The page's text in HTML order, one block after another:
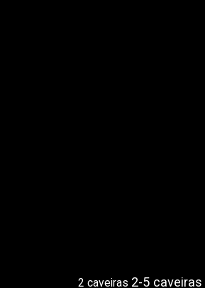
2 caveiras 2-5 caveiras